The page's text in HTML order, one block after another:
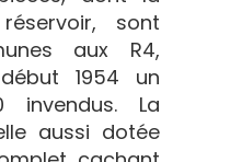
sont
aux R4,
1954 un
La
aussi dotée